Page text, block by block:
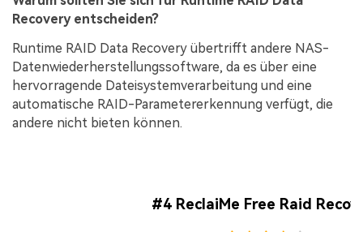
Recovery entscheiden?
Runtime RAID Data Recovery übertrifft andere NAS-
Datenwiederherstellungssoftware, da es über eine
hervorragende Dateisystemverarbeitung und eine
automatische RAID-Parametererkennung verfügt, die
andere nicht bieten können.
#4 ReclaiMe Free Raid